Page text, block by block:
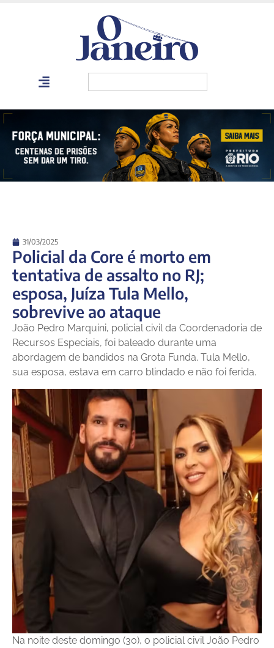
31/03/2025
Policial da Core é morto em
tentativa de assalto no RJ;
esposa, Juíza Tula Mello,
sobrevive ao ataque
João Pedro Marquini, policial civil da Coordenadoria de
Recursos Especiais, foi baleado durante uma
abordagem de bandidos na Grota Funda. Tula Mello,
sua esposa, estava em carro blindado e não foi ferida.
Na noite deste domingo (30), o policial civil João Pedro